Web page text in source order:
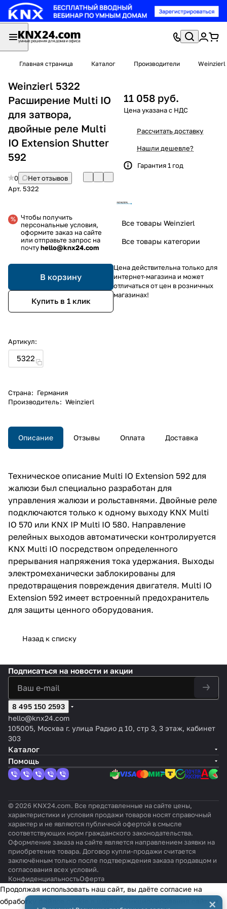
Главная страница Каталог Производители Weinzierl
Weinzierl 5322
Расширение Multi IO
для затвора,
двойные реле Multi
IO Extension Shutter
592
0
Нет отзывов
Арт. 5322
Чтобы получить
персональные условия,
оформите заказ на сайте
или отправьте запрос на
почтуhello@knx24.com
В корзину
Купить в 1 клик
Артикул:
5322
Страна: Германия
Производитель: Weinzierl
11 058 руб.
Рассчитать доставку
Нашли дешевле?
Гарантия 1 год
Все товары Weinzierl
Все товары категории
Цена действительна только для
интернет-магазина и может
отличаться от цен в розничных
магазинах!
Описание Отзывы Оплата Доставка
Техническое описание Multi IO Extension 592 для
жалюзи был специально разработан для
управления жалюзи и рольставнями. Двойные реле
подключаются только к одному выходу KNX Multi
IO 570 или KNX IP Multi IO 580. Направление
релейных выходов автоматически контролируется
KNX Multi IO посредством определенного
прерывания напряжения тока удержания. Выходы
электромеханически заблокированы для
предотвращения повреждения двигателя. Multi IO
Extension 592 имеет встроенный предохранитель
для защиты ценного оборудования.
Назад к списку
Подписаться на новости и акции
8 495 150 2593
hello@knx24.com
105005, Москва г. улица Радио д 10, стр 3, 3 этаж, кабинет
303
Каталог
Помощь
© 2026 KNX24.com. Все представленные на сайте цены,
характеристики и условия продажи товаров носят справочный
характер и не являются публичной офертой в смысле
соответствующих норм гражданского законодательства.
Оформление заказа на сайте является направлением заявки на
приобретение товара. Договор купли-продажи считается
заключённым только после подтверждения заказа продавцом и
согласования всех условий.
КонфиденциальностьОферта
×
Продолжая использовать наш сайт, вы даёте согласие на
обработку файлов cookie в целях функционирования сайта и